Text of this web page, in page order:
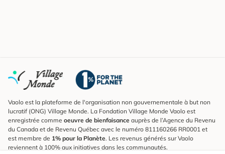
Vaolo est la plateforme de l'organisation non gouvernementale à but non
lucratif (ONG) Village Monde. La Fondation Village Monde Vaolo est
enregistrée comme oeuvre de bienfaisance auprès de l’Agence du Revenu
du Canada et de Revenu Québec avec le numéro 811160266 RR0001 et
est membre de 1% pour la Planète. Les revenus générés sur Vaolo
reviennent à 100% aux initiatives dans les communautés.